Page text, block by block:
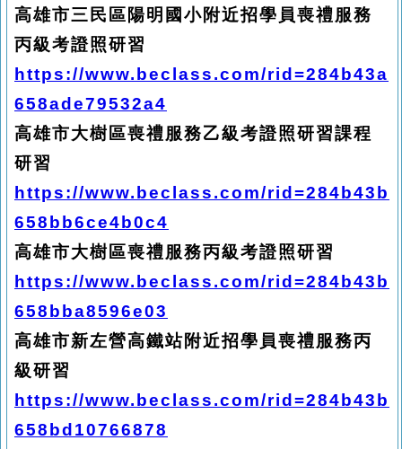
高雄市三民區陽明國小附近招學員喪禮服務
丙級考證照研習
https://www.beclass.com/rid=284b43a
658ade79532a4
高雄市大樹區喪禮服務乙級考證照研習課程
研習
https://www.beclass.com/rid=284b43b
658bb6ce4b0c4
高雄市大樹區喪禮服務丙級考證照研習
https://www.beclass.com/rid=284b43b
658bba8596e03
高雄市新左營高鐵站附近招學員喪禮服務丙
級研習
https://www.beclass.com/rid=284b43b
658bd10766878